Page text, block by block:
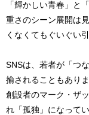
「輝かしい青春」と
重さのシーン展開は
くなくてもぐいぐい
SNSは、若者が「つ
揄されることもありま
創設者のマーク・ザ
れ「孤独」になってい